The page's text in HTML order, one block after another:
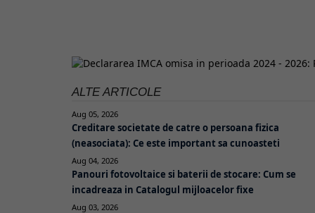
ALTE ARTICOLE
Aug 05, 2026
Creditare societate de catre o persoana fizica
(neasociata): Ce este important sa cunoasteti
Aug 04, 2026
Panouri fotovoltaice si baterii de stocare: Cum se
incadreaza in Catalogul mijloacelor fixe
Aug 03, 2026